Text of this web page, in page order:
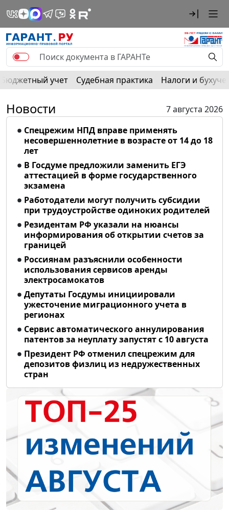
Бюджетный учет Судебная практика Налоги и
Новости
7 августа 2026
Спецрежим НПД вправе применять
несовершеннолетние в возрасте от 14 до 18
лет
В Госдуме предложили заменить ЕГЭ
аттестацией в форме государственного
экзамена
Работодатели могут получить субсидии
при трудоустройстве одиноких родителей
Резидентам РФ указали на нюансы
информирования об открытии счетов за
границей
Россиянам разъяснили особенности
использования сервисов аренды
электросамокатов
Депутаты Госдумы инициировали
ужесточение миграционного учета в
регионах
Сервис автоматического аннулирования
патентов за неуплату запустят с 10 августа
Президент РФ отменил спецрежим для
депозитов физлиц из недружественных
стран